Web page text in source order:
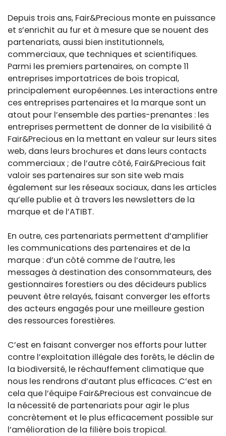
Depuis trois ans, Fair&Precious monte en puissance
et s’enrichit au fur et à mesure que se nouent des
partenariats, aussi bien institutionnels,
commerciaux, que techniques et scientifiques.
Parmi les premiers partenaires, on compte 11
entreprises importatrices de bois tropical,
principalement européennes. Les interactions entre
ces entreprises partenaires et la marque sont un
atout pour l’ensemble des parties-prenantes : les
entreprises permettent de donner de la visibilité à
Fair&Precious en la mettant en valeur sur leurs sites
web, dans leurs brochures et dans leurs contacts
commerciaux ; de l’autre côté, Fair&Precious fait
valoir ses partenaires sur son site web mais
également sur les réseaux sociaux, dans les articles
qu’elle publie et à travers les newsletters de la
marque et de l’ATIBT.
En outre, ces partenariats permettent d’amplifier
les communications des partenaires et de la
marque : d’un côté comme de l’autre, les
messages à destination des consommateurs, des
gestionnaires forestiers ou des décideurs publics
peuvent être relayés, faisant converger les efforts
des acteurs engagés pour une meilleure gestion
des ressources forestières.
C’est en faisant converger nos efforts pour lutter
contre l’exploitation illégale des forêts, le déclin de
la biodiversité, le réchauffement climatique que
nous les rendrons d’autant plus efficaces. C’est en
cela que l’équipe Fair&Precious est convaincue de
la nécessité de partenariats pour agir le plus
concrètement et le plus efficacement possible sur
l’amélioration de la filière bois tropical.